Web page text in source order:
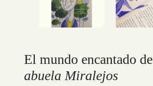
El mundo encantado de
abuela Miralejos